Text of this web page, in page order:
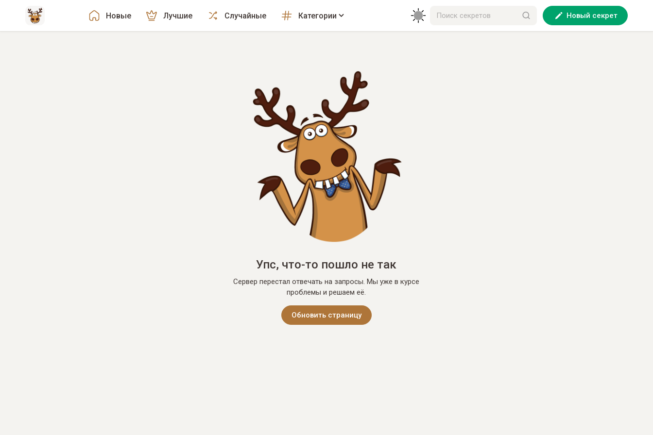
Новые Лучшие Случайные Категории Новый секрет
Упс, что-то пошло не так
Сервер перестал отвечать на запросы. Мы уже в курсе
проблемы и решаем её.
Обновить страницу